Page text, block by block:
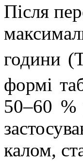
Після
години
формі
50–60 %
калом,